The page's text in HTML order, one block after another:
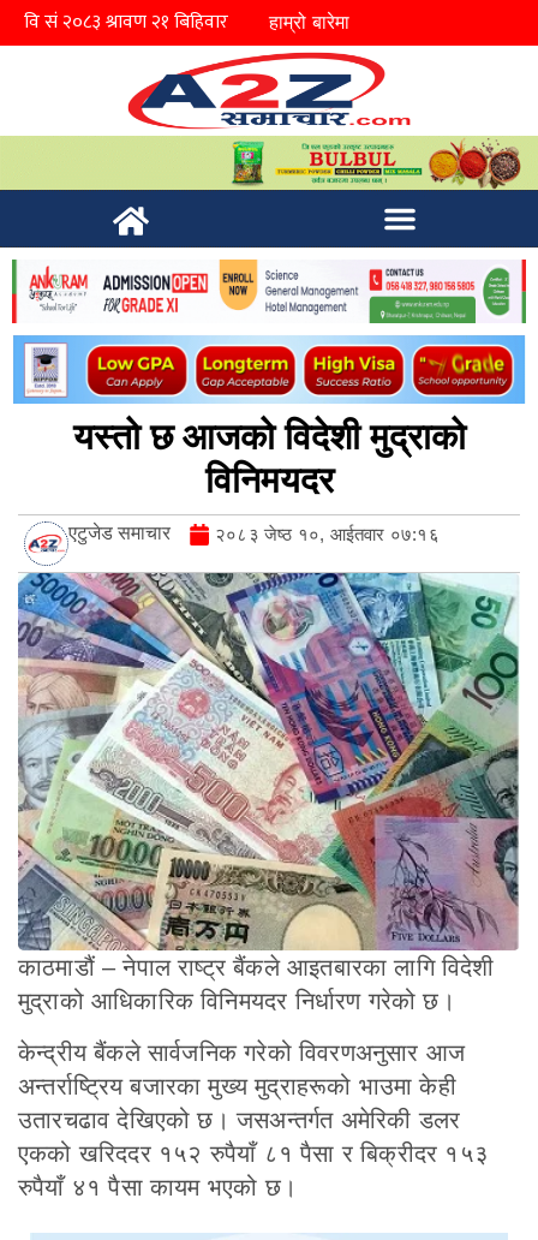
हाम्रो बारेमा
यस्तो छ आजको विदेशी मुद्राको
विनिमयदर
एटुजेड समाचार २०८३ जेष्ठ १०, आईतवार ०७:१६
काठमाडौं – नेपाल राष्ट्र बैंकले आइतबारका लागि विदेशी
मुद्राको आधिकारिक विनिमयदर निर्धारण गरेको छ।
केन्द्रीय बैंकले सार्वजनिक गरेको विवरणअनुसार आज
अन्तर्राष्ट्रिय बजारका मुख्य मुद्राहरूको भाउमा केही
उतारचढाव देखिएको छ। जसअन्तर्गत अमेरिकी डलर
एकको खरिददर १५२ रुपैयाँ ८१ पैसा र बिक्रीदर १५३
रुपैयाँ ४१ पैसा कायम भएको छ।